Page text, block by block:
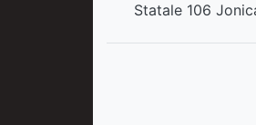
Statale 106